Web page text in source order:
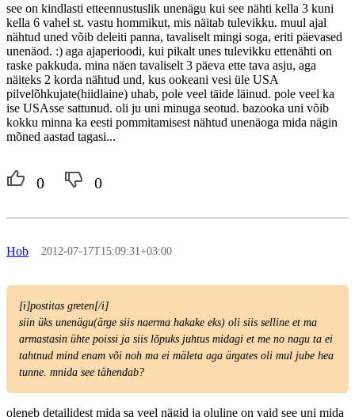
see on kindlasti etteennustuslik unenägu kui see nähti kella 3 kuni
kella 6 vahel st. vastu hommikut, mis näitab tulevikku. muul ajal
nähtud uned võib deleiti panna, tavaliselt mingi soga, eriti päevased
unenäod. :) aga ajaperioodi, kui pikalt unes tulevikku ettenähti on
raske pakkuda. mina näen tavaliselt 3 päeva ette tava asju, aga
näiteks 2 korda nähtud und, kus ookeani vesi üle USA
pilvelõhkujate(hiidlaine) uhab, pole veel täide läinud. pole veel ka
ise USAsse sattunud. oli ju uni minuga seotud. bazooka uni võib
kokku minna ka eesti pommitamisest nähtud unenäoga mida nägin
mõned aastad tagasi...
0 0
Hob 2012-07-17T15:09:31+03:00
[i]postitas greten[/i]
siin üks unenägu(ärge siis naerma hakake eks) oli siis selline et ma
armastasin ühte poissi ja siis lõpuks juhtus midagi et me no nagu ta ei
tahtnud mind enam või noh ma ei mäleta aga ärgates oli mul jube hea
tunne. mnida see tähendab?
oleneb detailidest mida sa veel nägid ja oluline on vaid see uni mida